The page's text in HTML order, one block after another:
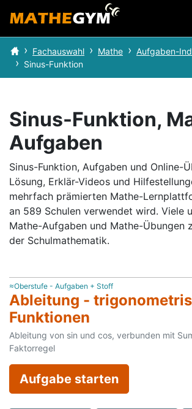
Fachauswahl Mathe
Aufgaben-
Sinus-Funktion
Sinus-Funktion,
Aufgaben
Sinus-Funktion, Aufgaben und Online-
Lösung, Erklär-Videos und
mehrfach prämierten Mathe-
an 589 Schulen verwendet wird. Viele
Mathe-Aufgaben und Mathe-Übungen
der Schulmathematik.
≈Oberstufe - Aufgaben + Stoff
Ableitung -
Funktionen
Ableitung von sin und cos, verbunden mit
Faktorregel
Aufgabe starten